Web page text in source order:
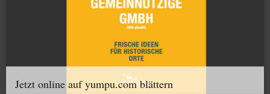
Jetzt online auf yumpu.com blättern